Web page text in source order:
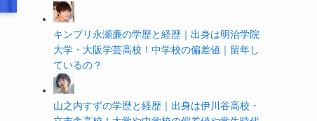
キンプリ永瀬廉の学歴と経歴｜出身は明治学院
大学・大阪学芸高校！中学校の偏差値｜留年し
ているの？
山之内すずの学歴と経歴｜出身は伊川谷高校・